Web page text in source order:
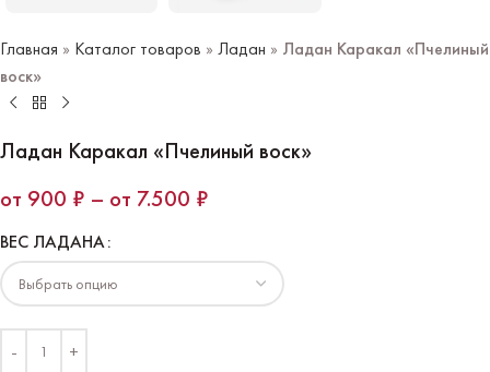
Главная » Каталог товаров » Ладан » Ладан Каракал «Пчелиный
воск»
Ладан Каракал «Пчелиный воск»
900 ₽ – 7.500 ₽
ВЕС ЛАДАНА